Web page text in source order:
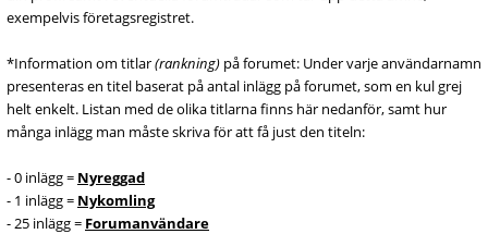
exempelvis företagsregistret.
*Information om titlar(rankning) på forumet: Under varje användarnamn
presenteras en titel baserat på antal inlägg på forumet, som en kul grej
helt enkelt. Listan med de olika titlarna finns här nedanför, samt hur
många inlägg man måste skriva för att få just den titeln:
- 0 inlägg = Nyreggad
- 1 inlägg = Nykomling
- 25 inlägg = Forumanvändare